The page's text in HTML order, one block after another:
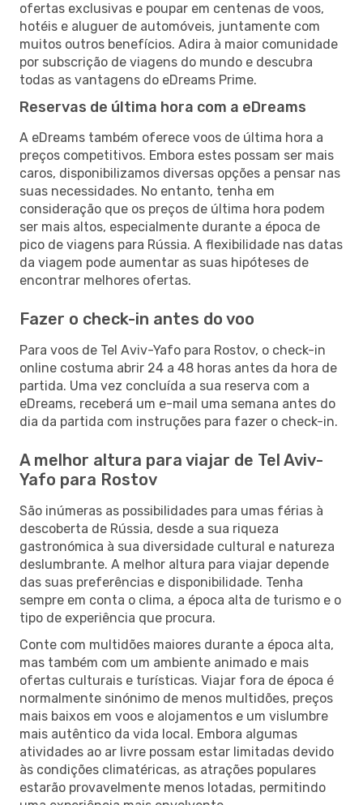
ofertas exclusivas e poupar em centenas de voos,
hotéis e aluguer de automóveis, juntamente com
muitos outros benefícios. Adira à maior comunidade
por subscrição de viagens do mundo e descubra
todas as vantagens do eDreams Prime.
Reservas de última hora com a eDreams
A eDreams também oferece voos de última hora a
preços competitivos. Embora estes possam ser mais
caros, disponibilizamos diversas opções a pensar nas
suas necessidades. No entanto, tenha em
consideração que os preços de última hora podem
ser mais altos, especialmente durante a época de
pico de viagens para Rússia. A flexibilidade nas datas
da viagem pode aumentar as suas hipóteses de
encontrar melhores ofertas.
Fazer o check-in antes do voo
Para voos de Tel Aviv-Yafo para Rostov, o check-in
online costuma abrir 24 a 48 horas antes da hora de
partida. Uma vez concluída a sua reserva com a
eDreams, receberá um e-mail uma semana antes do
dia da partida com instruções para fazer o check-in.
A melhor altura para viajar de Tel Aviv-
Yafo para Rostov
São inúmeras as possibilidades para umas férias à
descoberta de Rússia, desde a sua riqueza
gastronómica à sua diversidade cultural e natureza
deslumbrante. A melhor altura para viajar depende
das suas preferências e disponibilidade. Tenha
sempre em conta o clima, a época alta de turismo e o
tipo de experiência que procura.
Conte com multidões maiores durante a época alta,
mas também com um ambiente animado e mais
ofertas culturais e turísticas. Viajar fora de época é
normalmente sinónimo de menos multidões, preços
mais baixos em voos e alojamentos e um vislumbre
mais autêntico da vida local. Embora algumas
atividades ao ar livre possam estar limitadas devido
às condições climatéricas, as atrações populares
estarão provavelmente menos lotadas, permitindo